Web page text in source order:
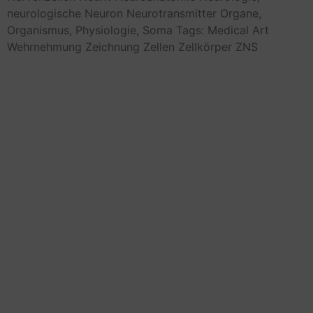
neurologische Neuron Neurotransmitter Organe,
Organismus, Physiologie, Soma Tags: Medical Art
Wehrnehmung Zeichnung Zellen Zellkörper ZNS